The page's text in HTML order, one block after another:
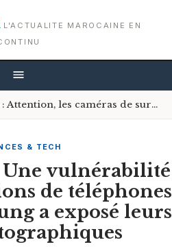
L'ACTUALITE MAROCAINE EN
Burkina Faso : Attention, les caméras de surveillance sont désormais à l’affût sur les routes
& TECH
vulnérabilité
de téléphones
a exposé leurs